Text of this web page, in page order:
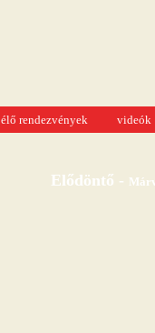
élő rendezvények videók
Elődöntő -